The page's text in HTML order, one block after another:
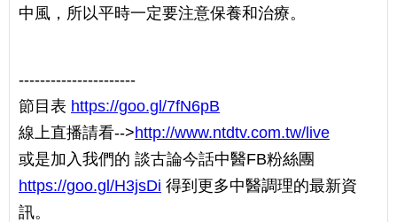
中風，所以平時一定要注意保養和治療。
----------------------
節目表 https://goo.gl/7fN6pB
線上直播請看-->http://www.ntdtv.com.tw/live
或是加入我們的 談古論今話中醫FB粉絲團
https://goo.gl/H3jsDi 得到更多中醫調理的最新資
訊。